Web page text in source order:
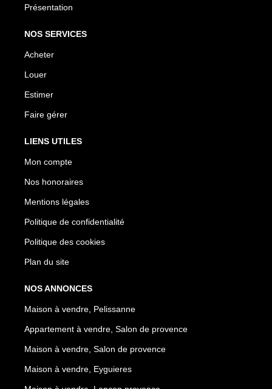
Présentation
NOS SERVICES
Acheter
Louer
Estimer
Faire gérer
LIENS UTILES
Mon compte
Nos honoraires
Mentions légales
Politique de confidentialité
Politique des cookies
Plan du site
NOS ANNONCES
Maison à vendre, Pelissanne
Appartement à vendre, Salon de provence
Maison à vendre, Salon de provence
Maison à vendre, Eyguieres